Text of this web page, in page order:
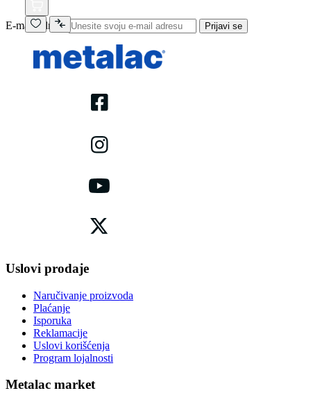
E-mail adresa Prijavi se
Uslovi prodaje
Naručivanje proizvoda
Plaćanje
Isporuka
Reklamacije
Uslovi korišćenja
Program lojalnosti
Metalac market